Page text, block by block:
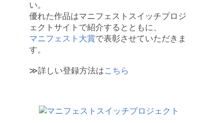
い。
優れた作品はマニフェストスイッチプロジ
ェクトサイトで紹介するとともに、
マニフェスト大賞で表彰させていただきま
す。
≫詳しい登録方法はこちら